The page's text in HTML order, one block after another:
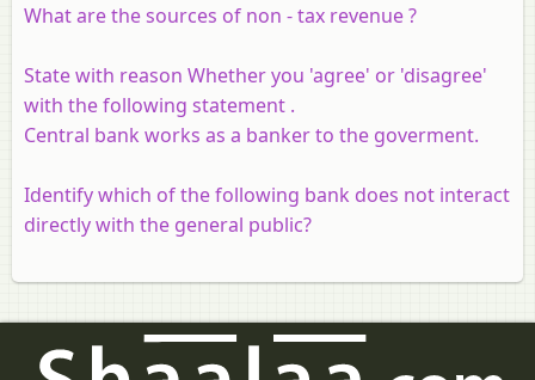
What are the sources of non - tax revenue ?
State with reason Whether you 'agree' or 'disagree'
with the following statement .
Central bank works as a banker to the goverment.
Identify which of the following bank does not interact
directly with the general public?